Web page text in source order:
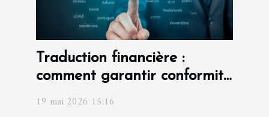
Traduction financière :
comment garantir conformité
et fiabilité des documents ?
19 mai 2026 15:16